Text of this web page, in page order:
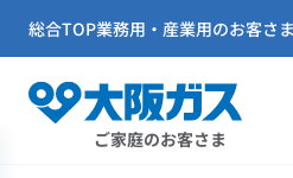
ご家庭のお客さま
総合TOP業務用・産業用のお客さま